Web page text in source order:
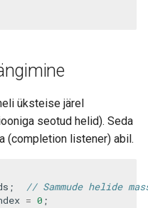
üksteise järel
seotud helid). Seda
(completion listener) abil.
;
// Sammude helide
= 0 ;